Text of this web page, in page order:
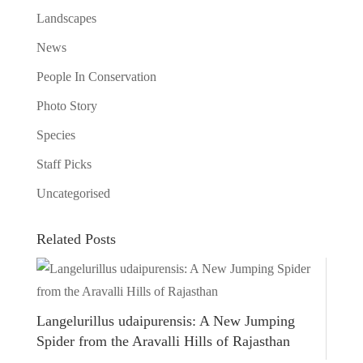
Landscapes
News
People In Conservation
Photo Story
Species
Staff Picks
Uncategorised
Related Posts
Langelurillus udaipurensis: A New Jumping
Spider from the Aravalli Hills of Rajasthan